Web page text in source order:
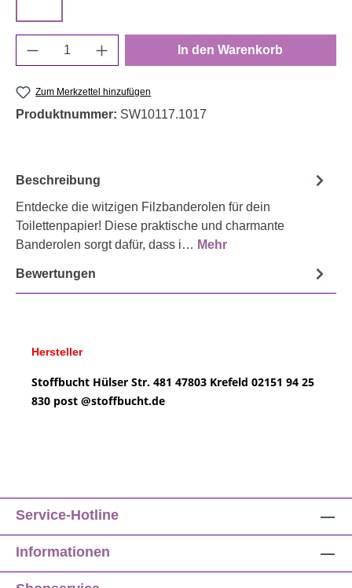
Produkt Anzahl: Gib den gewünschten
In den Warenkorb
Zum Merkzettel hinzufügen
Produktnummer: SW10117.1017
Beschreibung
Entdecke die witzigen Filzbanderolen für dein
Toilettenpapier! Diese praktische und charmante
Banderolen sorgt dafür, dass i… Mehr
Bewertungen
Hersteller
Stoffbucht Hülser Str. 481 47803 Krefeld 02151 94 25
830 post @stoffbucht.de
Service-Hotline
Informationen